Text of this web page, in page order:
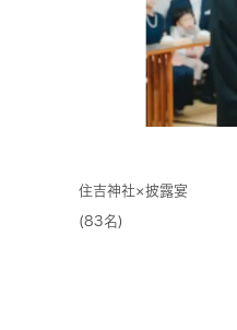
住吉神社×披露宴
(83名)